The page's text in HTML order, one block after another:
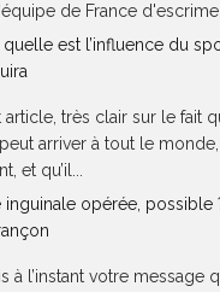
de France d'escrime,
est l’influence du
très clair sur le fait
arriver à tout le monde,
et qu’il...
inguinale opérée, possible
à l’instant votre message